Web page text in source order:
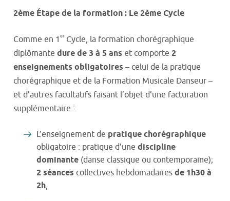
2ème Étape de la formation : Le 2ème Cycle
Comme en 1 er Cycle, la formation chorégraphique
diplômante dure de 3 à 5 ans et comporte 2
enseignements obligatoires – celui de la pratique
chorégraphique et de la Formation Musicale Danseur –
et d’autres facultatifs faisant l’objet d’une facturation
supplémentaire :
L’enseignement de pratique chorégraphique
obligatoire : pratique d’une discipline
dominante (danse classique ou contemporaine);
2 séances collectives hebdomadaires de 1h30 à
2h,